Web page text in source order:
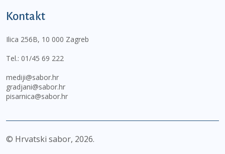
Kontakt
Ilica 256B, 10 000 Zagreb
Tel.: 01/45 69 222
mediji@sabor.hr
gradjani@sabor.hr
pisarnica@sabor.hr
© Hrvatski sabor, 2026